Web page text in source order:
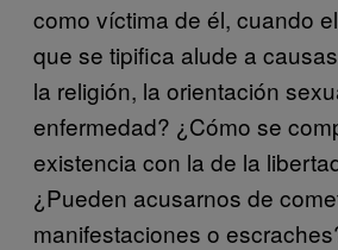
como víctima de él, cuando
que se tipifica alude a
la religión, la orientación
enfermedad? ¿Cómo se
existencia con la de la
¿Pueden acusarnos de
manifestaciones o